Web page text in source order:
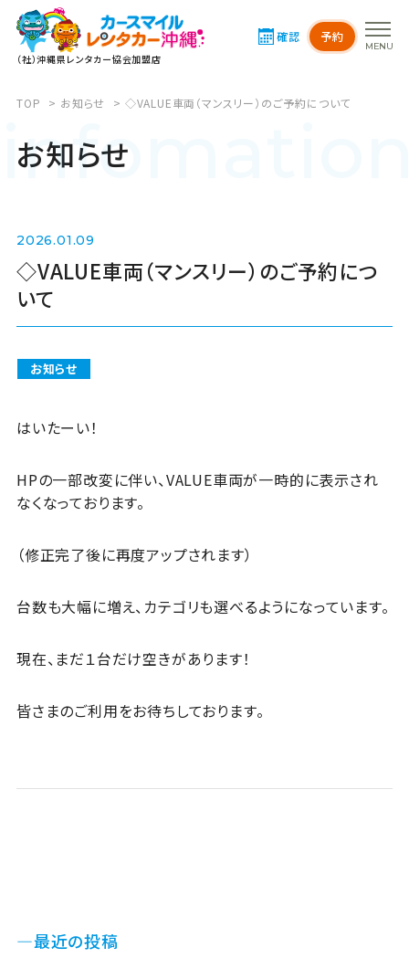
（社）沖縄県レンタカー協会加盟店
店舗
ご利用ガイド
確認 予約
MENU
TOP お知らせ ◇VALUE車両（マンスリー）のご予約について
お知らせ
2026.01.09
◇VALUE車両（マンスリー）のご予約につ
いて
お知らせ
はいたーい！
HPの一部改変に伴い、VALUE車両が一時的に表示され
なくなっております。
（修正完了後に再度アップされます）
台数も大幅に増え、カテゴリも選べるようになっています。
現在、まだ１台だけ空きがあります！
皆さまのご利用をお待ちしております。
最近の投稿